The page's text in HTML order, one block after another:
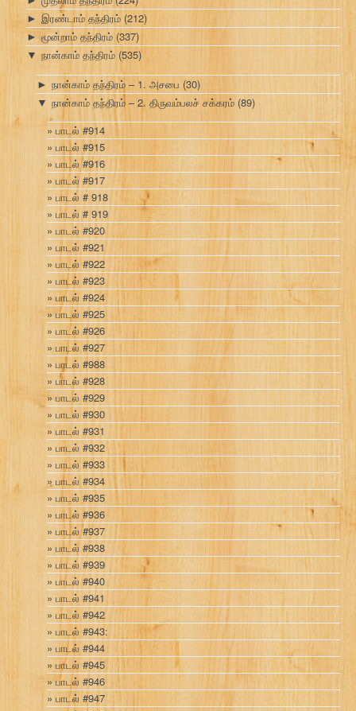
► இரண்டாம் தந்திரம் (212)
► மூன்றாம் தந்திரம் (337)
▼ நான்காம் தந்திரம் (535)
► நான்காம் தந்திரம் – 1. அசபை (30)
▼ நான்காம் தந்திரம் – 2. திருவம்பலச் சக்கரம் (89)
பாடல் #914
பாடல் #915
பாடல் #916
பாடல் #917
பாடல் # 918
பாடல் # 919
பாடல் #920
பாடல் #921
பாடல் #922
பாடல் #923
பாடல் #924
பாடல் #925
பாடல் #926
பாடல் #927
பாடல் #988
பாடல் #928
பாடல் #929
பாடல் #930
பாடல் #931
பாடல் #932
பாடல் #933
பாடல் #934
பாடல் #935
பாடல் #936
பாடல் #937
பாடல் #938
பாடல் #939
பாடல் #940
பாடல் #941
பாடல் #942
பாடல் #943:
பாடல் #944
பாடல் #945
பாடல் #946
பாடல் #947